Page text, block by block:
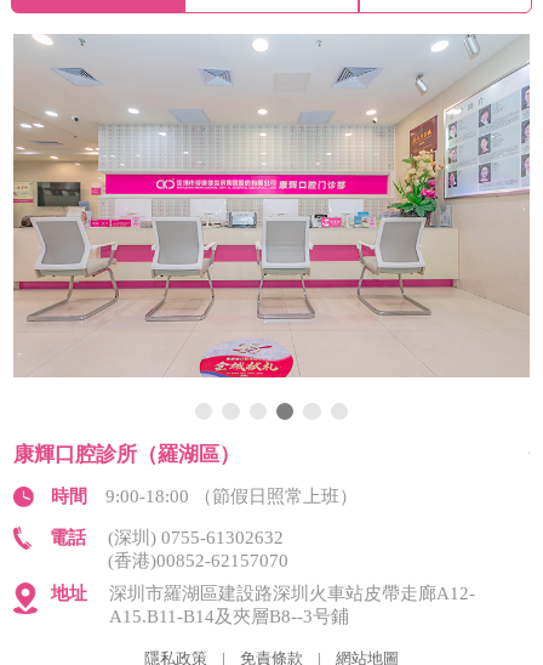
康輝口腔診所（羅湖區）
時間 9:00-18:00 （節假日照常上班）
電話
(深圳) 0755-61302632
(香港)00852-62157070
地址
深圳市羅湖區建設路深圳火車站皮帶走廊A12-
A15.B11-B14及夾層B8--3号鋪
隱私政策 | 免責條款 | 網站地圖